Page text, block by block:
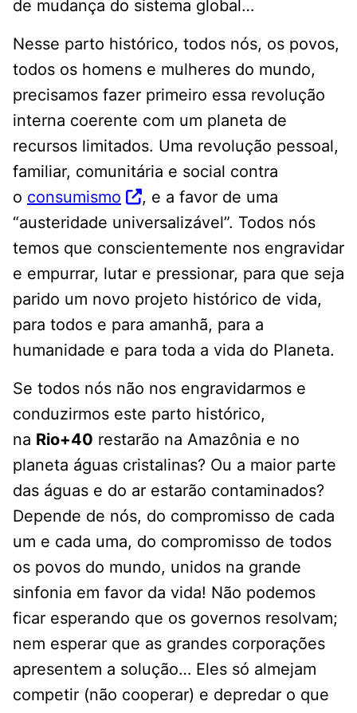
de mudança do sistema global…
Nesse parto histórico, todos nós, os povos,
todos os homens e mulheres do mundo,
precisamos fazer primeiro essa revolução
interna coerente com um planeta de
recursos limitados. Uma revolução pessoal,
familiar, comunitária e social contra
o consumismo
, e a favor de uma
“austeridade universalizável”. Todos nós
temos que conscientemente nos engravidar
e empurrar, lutar e pressionar, para que seja
parido um novo projeto histórico de vida,
para todos e para amanhã, para a
humanidade e para toda a vida do Planeta.
Se todos nós não nos engravidarmos e
conduzirmos este parto histórico,
na Rio+40 restarão na Amazônia e no
planeta águas cristalinas? Ou a maior parte
das águas e do ar estarão contaminados?
Depende de nós, do compromisso de cada
um e cada uma, do compromisso de todos
os povos do mundo, unidos na grande
sinfonia em favor da vida! Não podemos
ficar esperando que os governos resolvam;
nem esperar que as grandes corporações
apresentem a solução… Eles só almejam
competir (não cooperar) e depredar o que